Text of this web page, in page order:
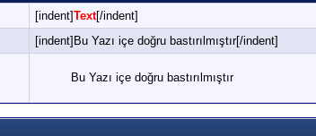
[indent]Text[/indent]
[indent]Bu Yazı içe doğru bastırılmıştır[/indent]
Bu Yazı içe doğru bastırılmıştır